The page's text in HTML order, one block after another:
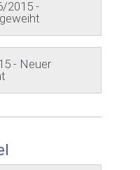
2015 -
- Neuer